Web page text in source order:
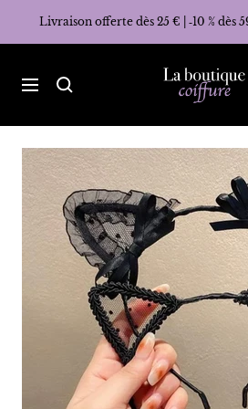
Livraison offerte dès 25 € | ‑10 % dès
Navigation
La
Boutique